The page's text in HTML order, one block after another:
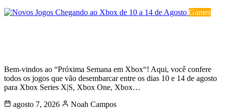
Games
Bem-vindos ao “Próxima Semana em Xbox“! Aqui, você confere
todos os jogos que vão desembarcar entre os dias 10 e 14 de agosto
para Xbox Series X|S, Xbox One, Xbox…
agosto 7, 2026
Noah Campos